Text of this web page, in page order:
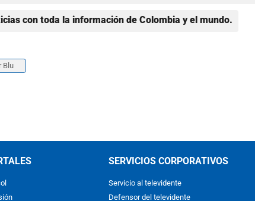
con toda la información de Colombia y el mundo.
Blu
SERVICIOS CORPORATIVOS
Servicio al televidente
Defensor del televidente